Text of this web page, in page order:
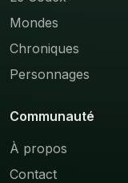
Mondes
Chroniques
Personnages
Communauté
À propos
Contact